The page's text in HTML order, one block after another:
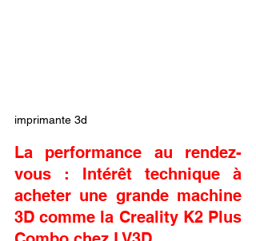
imprimante 3d
La performance au rendez-
vous : Intérêt technique à
acheter une grande machine
3D comme la Creality K2 Plus